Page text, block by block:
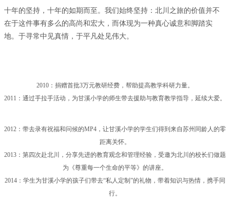
十年的坚持，十年的如期而至。我们始终坚持：北川之旅的价值并不
在于这件事有多么的高尚和宏大，而体现为一种真心诚意和脚踏实
地。于寻常中见真情，于平凡处见伟大。
2010：捐赠首批3万元教研经费，帮助提高教学科研力量。
2011：通过手拉手活动，为甘溪小学的师生带去援助与教育教学指导，延续大爱。
2012：带去录有祝福和问候的MP4，让甘溪小学的学生们得到来自苏州同龄人的零
距离关怀。
2013：第四次赴北川，分享先进的教育观念和管理经验，受邀为北川的校长们做题
为《尊重每一个生命的平等》的讲座。
2014：学生为甘溪小学的孩子们带去“私人定制”的礼物，带着知识与热情，携手同
行。